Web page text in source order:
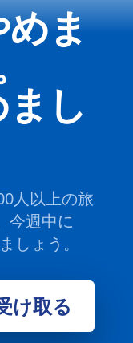
ま
し
人以上の旅
今週中に
しょう。
け取る